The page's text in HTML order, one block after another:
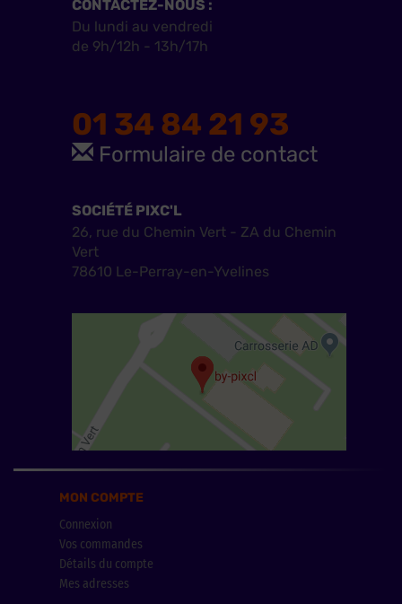
CONTACTEZ-NOUS :
Du lundi au vendredi
de 9h/12h - 13h/17h
01 34 84 21 93
Formulaire de contact
SOCIÉTÉ PIXC'L
26, rue du Chemin Vert - ZA du Chemin
Vert
78610 Le-Perray-en-Yvelines
MON COMPTE
Connexion
Vos commandes
Détails du compte
Mes adresses